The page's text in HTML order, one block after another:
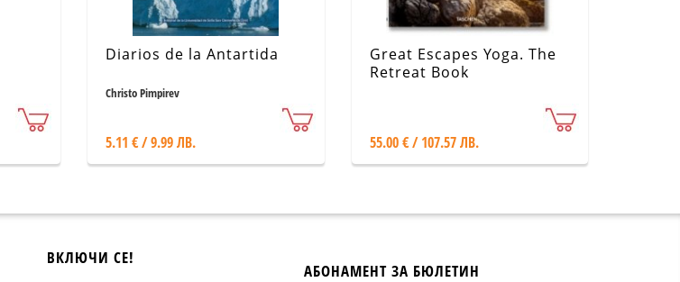
Diarios de la Antartida
Christo Pimpirev
5.11 € / 9.99 ЛВ.
Great Escapes Yoga. The
Retreat Book
55.00 € / 107.57 ЛВ.
ВКЛЮЧИ СЕ!
АБОНАМЕНТ ЗА БЮЛЕТИН